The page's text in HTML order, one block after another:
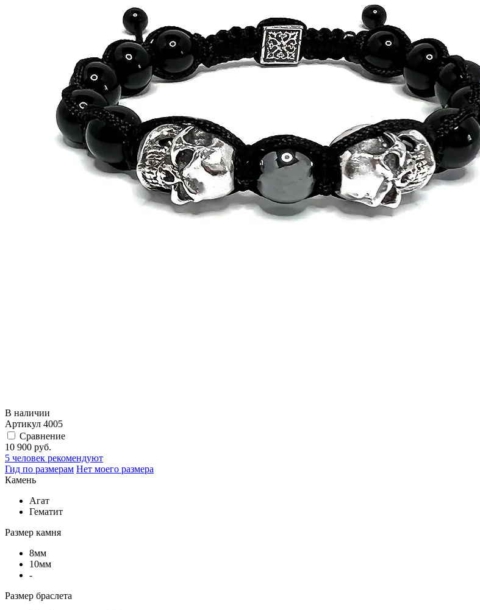
В наличии
Артикул 4005
Сравнение
10 900 руб.
5 человек рекомендуют
Гид по размерам Нет моего размера
Камень
Агат
Гематит
Размер камня
8мм
10мм
-
Размер браслета